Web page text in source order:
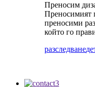
Преносим
Преносимият
преносими
който го
разследване